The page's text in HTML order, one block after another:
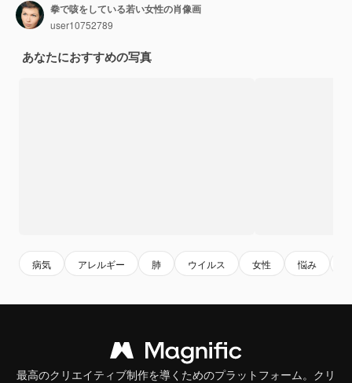
拳で咳をしている若い女性の肖像画
user10752789
あなたにおすすめの写真
病気 アレルギー 肺 ウイルス 女性 悩み
最高のクリエイティブ制作を導くためのプラットフォーム。クリ